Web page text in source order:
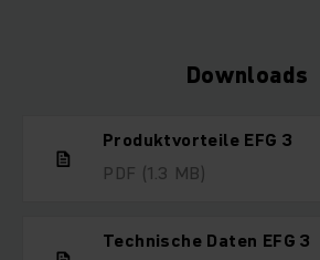
Downloads
Produktvorteile EFG 3
PDF (1.3 MB)
Technische Daten EFG 3